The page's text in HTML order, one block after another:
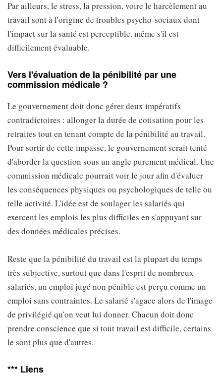
Par ailleurs, le stress, la pression, voire le harcèlement au
travail sont à l'origine de troubles psycho-sociaux dont
l'impact sur la santé est perceptible, même s'il est
difficilement évaluable.
Vers l'évaluation de la pénibilité par une
commission médicale ?
Le gouvernement doit donc gérer deux impératifs
contradictoires : allonger la durée de cotisation pour les
retraites tout en tenant compte de la pénibilité au travail.
Pour sortir de cette impasse, le gouvernement serait tenté
d'aborder la question sous un angle purement médical. Une
commission médicale pourrait voir le jour afin d'évaluer
les conséquences physiques ou psychologiques de telle ou
telle activité. L'idée est de soulager les salariés qui
exercent les emplois les plus difficiles en s'appuyant sur
des données médicales précises.
Reste que la pénibilité du travail est la plupart du temps
très subjective, surtout que dans l'esprit de nombreux
salariés, un emploi jugé non pénible est perçu comme un
emploi sans contraintes. Le salarié s'agace alors de l'image
de privilégié qu'on veut lui donner. Chacun doit donc
prendre conscience que si tout travail est difficile, certains
le sont plus que d'autres.
*** Liens